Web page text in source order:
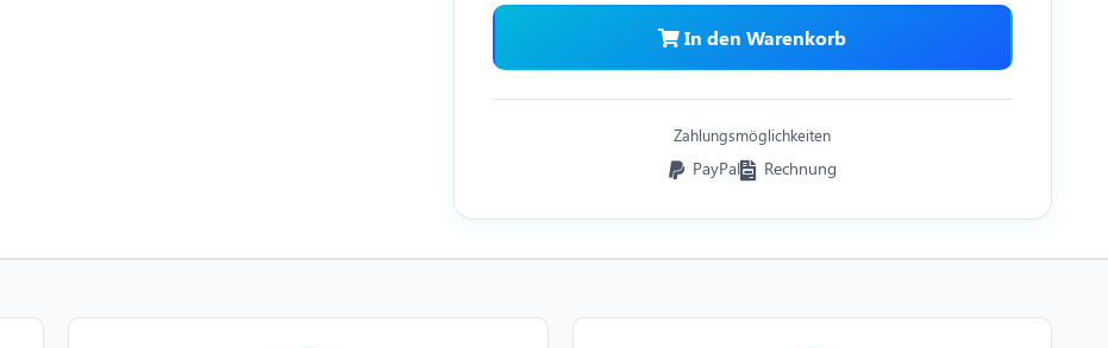
In den Warenkorb
Zahlungsmöglichkeiten
PayPal Rechnung